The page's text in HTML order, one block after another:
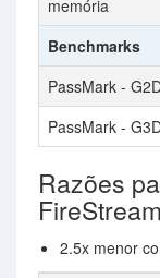
memória
Benchmarks
PassMark -
PassMark -
Razões
2.5x menor